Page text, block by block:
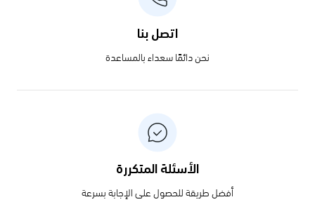
اتصل بنا
نحن دائمًا سعداء بالمساعدة
الأسئلة المتكررة
أفضل طريقة للحصول على الإجابة بسرعة